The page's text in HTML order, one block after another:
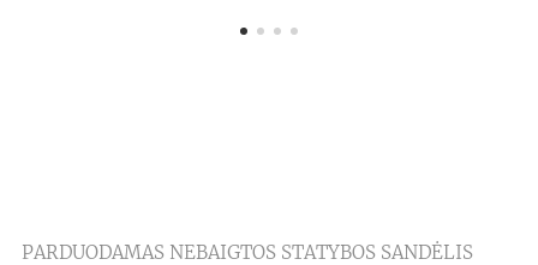
PARDUODAMAS NEBAIGTOS STATYBOS SANDĖLIS